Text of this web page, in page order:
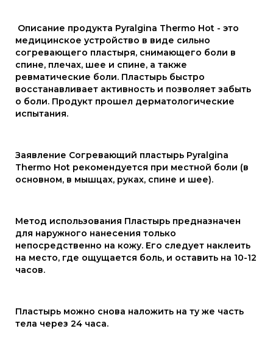
Описание продукта Pyralgina Thermo Hot - это
медицинское устройство в виде сильно
согревающего пластыря, снимающего боли в
спине, плечах, шее и спине, а также
ревматические боли. Пластырь быстро
восстанавливает активность и позволяет забыть
о боли. Продукт прошел дерматологические
испытания.
Заявление Согревающий пластырь Pyralgina
Thermo Hot рекомендуется при местной боли (в
основном, в мышцах, руках, спине и шее).
Метод использования Пластырь предназначен
для наружного нанесения только
непосредственно на кожу. Его следует наклеить
на место, где ощущается боль, и оставить на 10-12
часов.
Пластырь можно снова наложить на ту же часть
тела через 24 часа.